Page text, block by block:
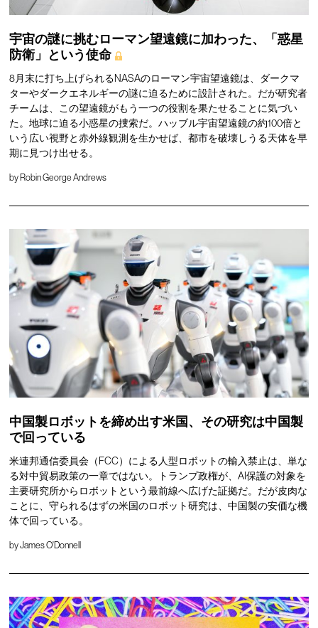
宇宙の謎に挑むローマン望遠鏡に加わった、「惑星
防衛」という使命
8月末に打ち上げられるNASAのローマン宇宙望遠鏡は、ダークマ
ターやダークエネルギーの謎に迫るために設計された。だが研究者
チームは、この望遠鏡がもう一つの役割を果たせることに気づい
た。地球に迫る小惑星の捜索だ。ハッブル宇宙望遠鏡の約100倍と
いう広い視野と赤外線観測を生かせば、都市を破壊しうる天体を早
期に見つけ出せる。
by Robin George Andrews
中国製ロボットを締め出す米国、その研究は中国製
で回っている
米連邦通信委員会（FCC）による人型ロボットの輸入禁止は、単な
る対中貿易政策の一章ではない。トランプ政権が、AI保護の対象を
主要研究所からロボットという最前線へ広げた証拠だ。だが皮肉な
ことに、守られるはずの米国のロボット研究は、中国製の安価な機
体で回っている。
byJames O'Donnell